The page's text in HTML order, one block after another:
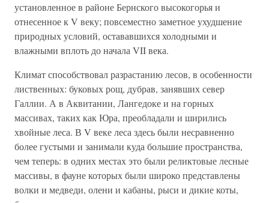
установленное в районе Бернского высокогорья и
отнесенное к V веку; повсеместно заметное ухудшение
природных условий, остававшихся холодными и
влажными вплоть до начала VII века.
Климат способствовал разрастанию лесов, в особенности
лиственных: буковых рощ, дубрав, занявших север
Галлии. А в Аквитании, Лангедоке и на горных
массивах, таких как Юра, преобладали и ширились
хвойные леса. В V веке леса здесь были несравненно
более густыми и занимали куда большие пространства,
чем теперь: в одних местах это были реликтовые лесные
массивы, в фауне которых были широко представлены
волки и медведи, олени и кабаны, рыси и дикие коты,